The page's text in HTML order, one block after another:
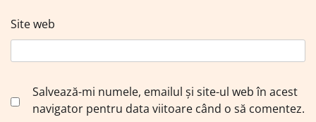
Site web
Salvează-mi numele, emailul și site-ul web în acest
navigator pentru data viitoare când o să comentez.